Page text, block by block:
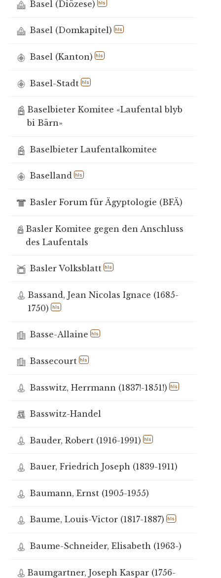
Basel (Diözese) hls
Basel (Domkapitel) hls
Basel (Kanton) hls
Basel-Stadt hls
Baselbieter Komitee «Laufental blyb
bi Bärn»
Baselbieter Laufentalkomitee
Baselland hls
Basler Forum für Ägyptologie (BFÄ)
Basler Komitee gegen den Anschluss
des Laufentals
Basler Volksblatt hls
Bassand, Jean Nicolas Ignace (1685-
1750)
hls
Basse-Allaine hls
Bassecourt hls
Basswitz, Herrmann (1837!-1851!) hls
Basswitz-Handel
Bauder, Robert (1916-1991) hls
Bauer, Friedrich Joseph (1839-1911)
Baumann, Ernst (1905-1955)
Baume, Louis-Victor (1817-1887) hls
Baume-Schneider, Elisabeth (1963-)
Baumgartner, Joseph Kaspar (1756-